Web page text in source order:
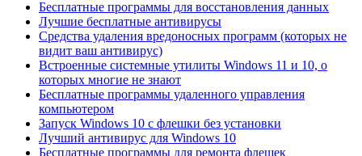
Бесплатные программы для восстановления данных
Лучшие бесплатные антивирусы
Средства удаления вредоносных программ (которых не
видит ваш антивирус)
Встроенные системные утилиты Windows 11 и 10, о
которых многие не знают
Бесплатные программы удаленного управления
компьютером
Запуск Windows 10 с флешки без установки
Лучший антивирус для Windows 10
Бесплатные программы для ремонта флешек